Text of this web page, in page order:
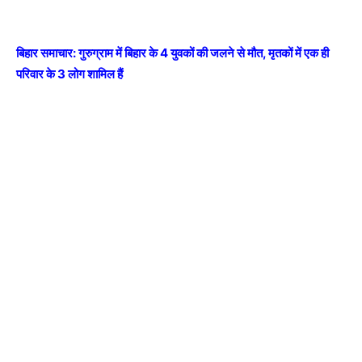
बिहार समाचार: गुरुग्राम में बिहार के 4 युवकों की जलने से मौत, मृतकों में एक ही
परिवार के 3 लोग शामिल हैं